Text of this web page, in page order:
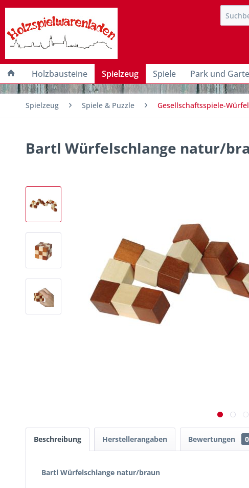
Holzbausteine Spielzeug Spiele Park und
Spielzeug Spiele & Puzzle Gesellschaftsspiele-
Bartl Würfelschlange natur/
Beschreibung Herstellerangaben Bewertungen 0
Bartl Würfelschlange natur/braun